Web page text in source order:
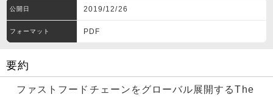
公開日 2019/12/26
フォーマット PDF
要約
ファストフードチェーンをグローバル展開するThe